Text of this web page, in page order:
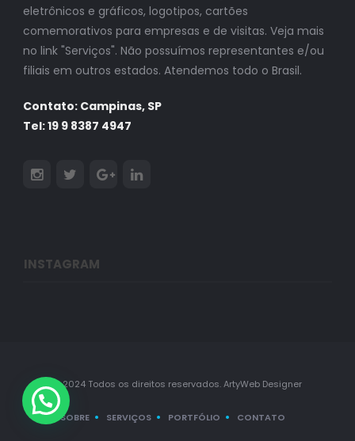
eletrônicos e gráficos, logotipos, cartões
comemorativos para empresas e de visitas. Veja mais
no link "Serviços". Não possuímos representantes e/ou
filiais em outros estados. Atendemos todo o Brasil.
Contato: Campinas, SP
Tel: 19 9 8387 4947
INSTAGRAM
© 2024 Todos os direitos reservados. ArtyWeb Designer
SOBRE SERVIÇOS PORTFÓLIO CONTATO